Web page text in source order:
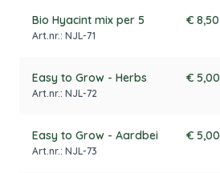
Bio Hyacint mix per 5
Art.nr.: NJL-71
€ 8,50
Easy to Grow - Herbs
Art.nr.: NJL-72
€ 5,00
Easy to Grow - Aardbei
Art.nr.: NJL-73
€ 5,00